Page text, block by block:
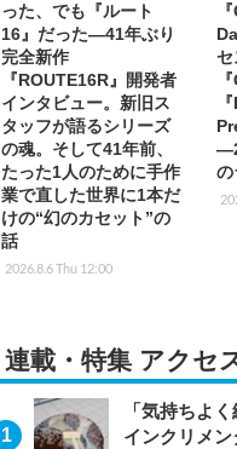
った、でも『ルート
16』だった―41年ぶり
完全新作
『ROUTE16R』開発者
インタビュー。新旧ス
タッフが語るシリーズ
の魂。そして41年前、
たった1人のために手作
業で直した世界に1本だ
けの“幻のカセット”の
話
2026.8.6 Thu 12:00
セ
の
連載・特集 アクセ
「気持ちよ
インクリメン